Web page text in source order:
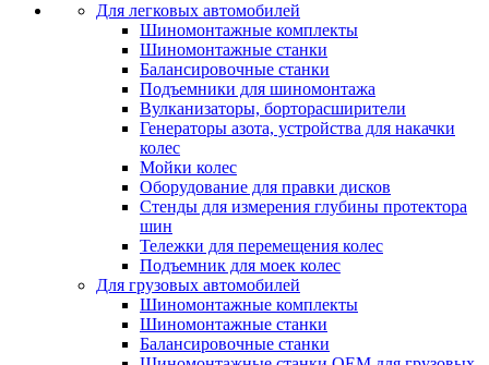
Для легковых автомобилей
Шиномонтажные комплекты
Шиномонтажные станки
Балансировочные станки
Подъемники для шиномонтажа
Вулканизаторы, борторасширители
Генераторы азота, устройства для накачки
колес
Мойки колес
Оборудование для правки дисков
Стенды для измерения глубины протектора
шин
Тележки для перемещения колес
Подъемник для моек колеc
Для грузовых автомобилей
Шиномонтажные комплекты
Шиномонтажные станки
Балансировочные станки